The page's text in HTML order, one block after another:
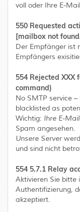
voll oder Ihre E-
550 Requested
[mailbox not
Der Empfänger ist
Empfängers
554 Rejected XXX
command)
No SMTP service
blacklisted as
Wichtig: Ihre E-
Spam angesehen.
Unsere Server
und sind nicht
554 5.7.1 Relay
Aktivieren Sie bitte
Authentifizierung,
akzeptiert.